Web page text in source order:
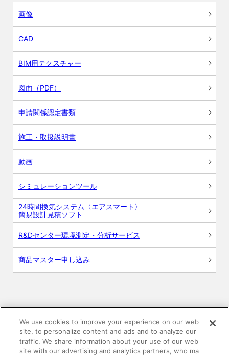
画像
CAD
BIM用テクスチャー
図面（PDF）
申請関係認定書類
施工・取扱説明書
動画
シミュレーションツール
24時間換気システム〈エアスマート〉
簡易設計見積ソフト
R&Dセンター環境測定・分析サービス
商品マスター申し込み
電子公告 このWEBサイトについて
We use cookies to improve your experience on our web
site, to personalize content and ads and to analyze our
traffic. We share information about your use of our web
site with our advertising and analytics partners, who ma